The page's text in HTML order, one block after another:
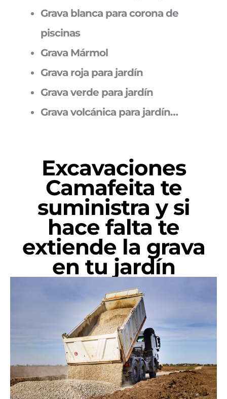
Grava blanca para corona de
piscinas
Grava Mármol
Grava roja para jardín
Grava verde para jardín
Grava volcánica para jardín…
Excavaciones
Camafeita te
suministra y si
hace falta te
extiende la grava
en tu jardín